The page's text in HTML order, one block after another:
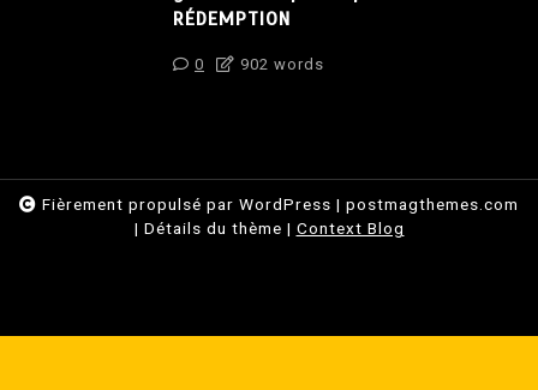
RÉDEMPTION
0 902 words
Fièrement propulsé par WordPress | postmagthemes.com
| Détails du thème | Context Blog